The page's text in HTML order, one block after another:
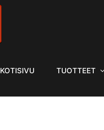
KOTISIVU TUOTTEET